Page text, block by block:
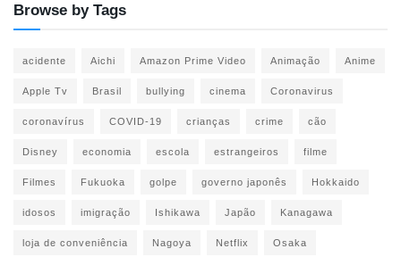
Browse by Tags
acidente Aichi Amazon Prime Video Animação Anime
Apple Tv Brasil bullying cinema Coronavirus
coronavírus COVID-19 crianças crime cão
Disney economia escola estrangeiros filme
Filmes Fukuoka golpe governo japonês Hokkaido
idosos imigração Ishikawa Japão Kanagawa
loja de conveniência Nagoya Netflix Osaka